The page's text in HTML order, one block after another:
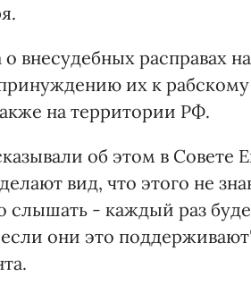
внесудебных расправах
их к
на территории РФ.
об этом в Совете
вид, что этого не
слышать - каждый раз
они это